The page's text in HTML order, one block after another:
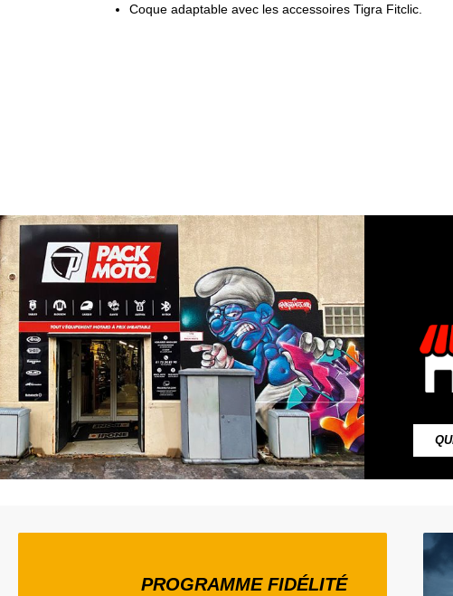
Coque adaptable avec les accessoires Tigra Fitclic.
PROGRAMME FIDÉLITÉ